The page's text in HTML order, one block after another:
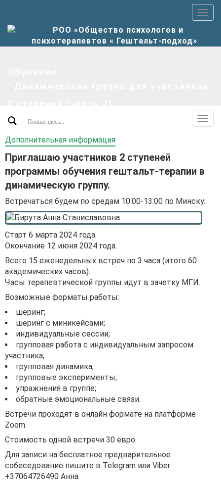
Дополнительная информация
Приглашаю участников 2 ступеней
программы обучения гештальт-терапии в
динамическую группу.
Встречаться будем по средам 10:00-13:00 по Минску.
Старт 6 марта 2024 года.
Окончание 12 июня 2024 года.
Всего 15 еженедельных встреч по 3 часа (итого 60
академических часов).
Часы терапевтической группы идут в зачетку МГИ.
Возможные форматы работы:
шеринг;
шеринг с миникейсами;
индивидуальные сессии;
групповая работа с индивидуальным запросом
участника;
групповая динамика;
групповые эксперименты;
упражнения в группе;
обратные эмоциональные связи.
Встречи проходят в онлайн формате на платформе
Zoom.
Стоимость одной встречи 30 евро.
Для записи на бесплатное предварительное
собеседование пишите в Telegram или Viber
+37064726490 Анна.